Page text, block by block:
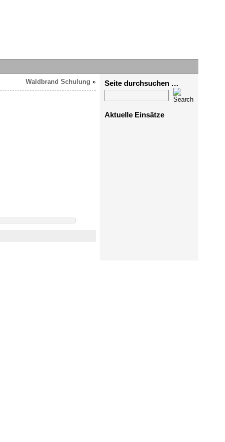
Waldbrand Schulung » Seite durchsuchen …
Aktuelle Einsätze